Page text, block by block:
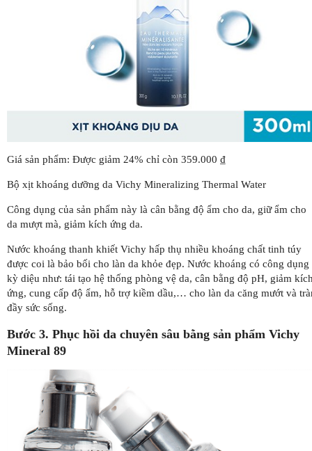
Giá sản phẩm: Được giảm 24% chỉ còn 359.000 ₫
Bộ xịt khoáng dưỡng da Vichy Mineralizing Thermal Water
Công dụng của sản phẩm này là cân bằng độ ẩm cho da, giữ ẩm cho
da mượt mà, giảm kích ứng da.
Nước khoáng thanh khiết Vichy hấp thụ nhiều khoáng chất tinh túy
được coi là bảo bối cho làn da khỏe đẹp. Nước khoáng có công dụng
kỳ diệu như: tái tạo hệ thống phòng vệ da, cân bằng độ pH, giảm
ứng, cung cấp độ ẩm, hỗ trợ kiềm dầu,… cho làn da căng mướt và
đầy sức sống.
Bước 3. Phục hồi da chuyên sâu bằng sản phẩm Vichy
Mineral 89